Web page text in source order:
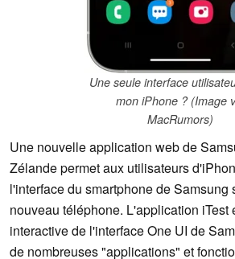
Une seule interface
mon iPhone ? (Image
MacRumors)
Une nouvelle application web de
Zélande permet aux utilisateurs
l'interface du smartphone de Samsung
nouveau téléphone. L'application iTest
interactive de l'interface One UI de
de nombreuses "applications" et